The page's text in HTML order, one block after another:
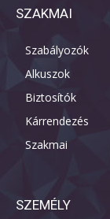
SZAKMAI
Szabályozók
Alkuszok
Biztosítók
Kárrendezés
Szakmai
SZEMÉLY